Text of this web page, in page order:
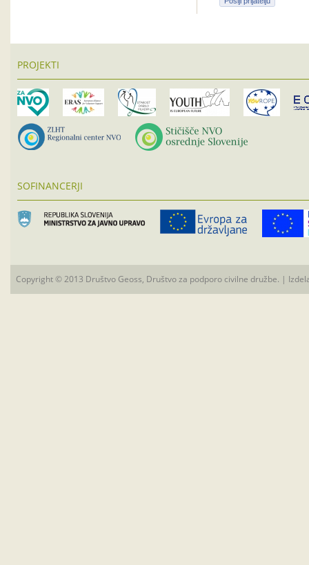
PROJEKTI
SOFINANCERJI
Copyright © 2013 Društvo Geoss, Društvo za podporo civilne družbe. |